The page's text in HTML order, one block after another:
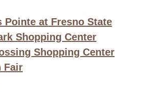
Pointe at Fresno State
Shopping Center
Shopping Center
Fair